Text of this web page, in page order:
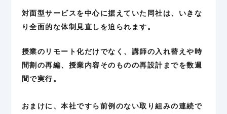
対面型サービスを中心に据えていた同社は、いきな
り全面的な体制見直しを迫られます。
授業のリモート化だけでなく、講師の入れ替えや時
間割の再編、授業内容そのものの再設計までを数週
間で実行。
おまけに、本社ですら前例のない取り組みの連続で